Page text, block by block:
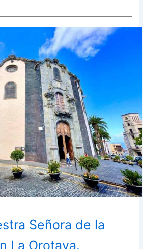
Señora de la
La Orotava.